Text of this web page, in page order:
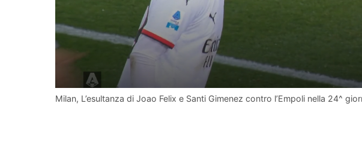
Milan, L’esultanza di Joao Felix e Santi Gimenez contro l’Empoli nella 24^